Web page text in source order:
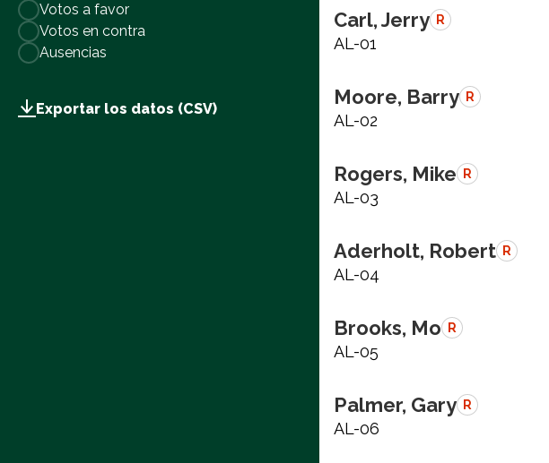
Votos a favor
Votos en contra
Ausencias
Exportar los datos (CSV)
Carl, Jerry R
AL-01
Moore, Barry R
AL-02
Rogers, Mike R
AL-03
Aderholt, Robert R
AL-04
Brooks, Mo R
AL-05
Palmer, Gary R
AL-06